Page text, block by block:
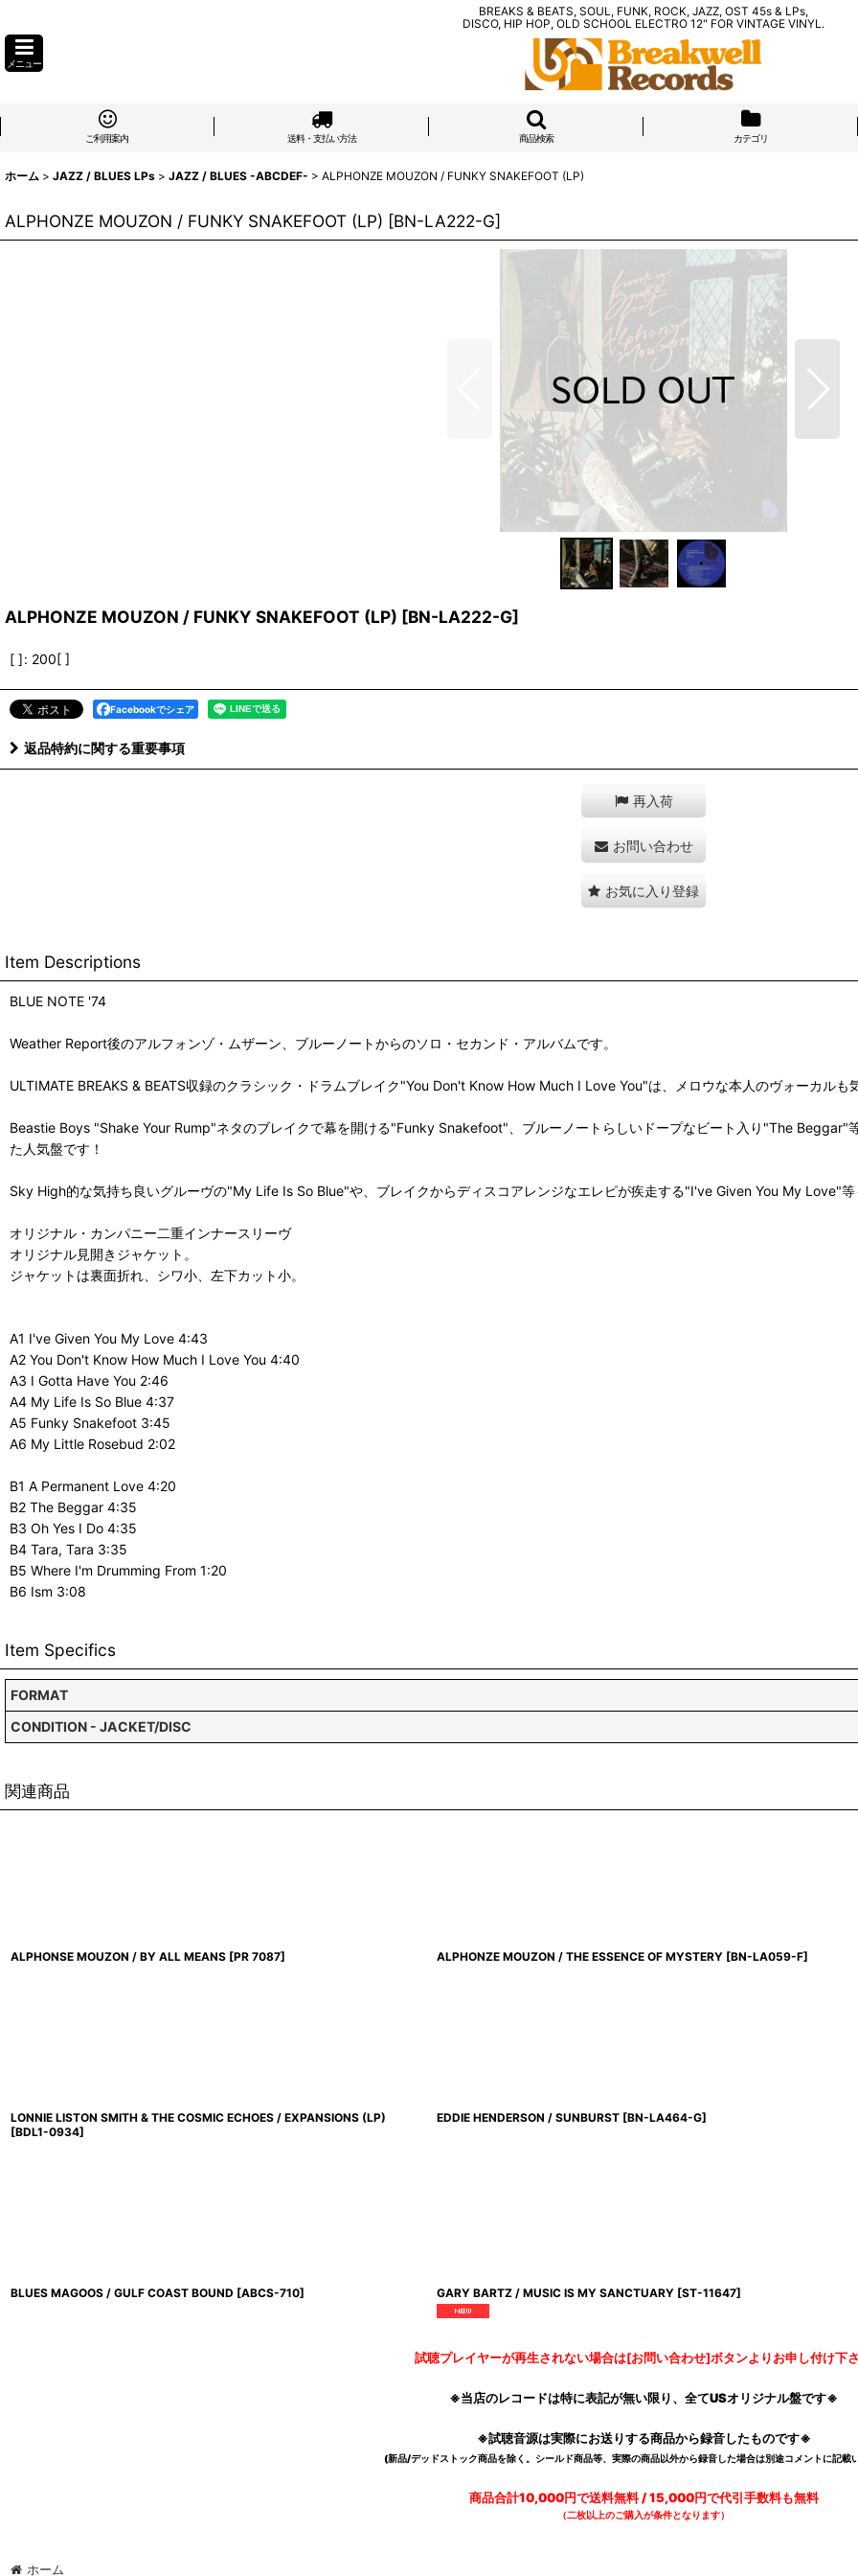
BREAKS & BEATS, SOUL, FUNK, ROCK, JAZZ, OST 45s & LPs,
DISCO, HIP HOP, OLD SCHOOL ELECTRO 12" FOR VINTAGE VINYL.
メニュー
ご利用案内 送料・支払い方法 商品検索 カテゴリ
ホーム > JAZZ / BLUES LPs > JAZZ / BLUES -ABCDEF- > ALPHONZE MOUZON / FUNKY SNAKEFOOT (LP)
ALPHONZE MOUZON / FUNKY SNAKEFOOT (LP) [BN-LA222-G]
ALPHONZE MOUZON / FUNKY SNAKEFOOT (LP) [BN-LA222-G]
[ ]: 200[ ]
Facebookでシェア
返品特約に関する重要事項
再入荷
お問い合わせ
お気に入り登録
Item Descriptions
BLUE NOTE '74
Weather Report後のアルフォンゾ・ムザーン、ブルーノートからのソロ・セカンド・アルバムです。
ULTIMATE BREAKS & BEATS収録のクラシック・ドラムブレイク"You Don't Know How Much I Love You"は、メロウな本人のヴォーカル
Beastie Boys "Shake Your Rump"ネタのブレイクで幕を開ける"Funky Snakefoot"、ブルーノートらしいドープなビート入り"The Beggar"
た人気盤です！
Sky High的な気持ち良いグルーヴの"My Life Is So Blue"や、ブレイクからディスコアレンジなエレピが疾走する"I've Given You My Love"
オリジナル・カンパニー二重インナースリーヴ
オリジナル見開きジャケット。
ジャケットは裏面折れ、シワ小、左下カット小。
A1 I've Given You My Love 4:43
A2 You Don't Know How Much I Love You 4:40
A3 I Gotta Have You 2:46
A4 My Life Is So Blue 4:37
A5 Funky Snakefoot 3:45
A6 My Little Rosebud 2:02
B1 A Permanent Love 4:20
B2 The Beggar 4:35
B3 Oh Yes I Do 4:35
B4 Tara, Tara 3:35
B5 Where I'm Drumming From 1:20
B6 Ism 3:08
Item Specifics
FORMAT
CONDITION - JACKET/DISC
関連商品
ALPHONSE MOUZON / BY ALL MEANS [PR 7087] ALPHONZE MOUZON / THE ESSENCE OF MYSTERY [BN-LA059-F]
LONNIE LISTON SMITH & THE COSMIC ECHOES / EXPANSIONS (LP)
[BDL1-0934]
EDDIE HENDERSON / SUNBURST [BN-LA464-G]
BLUES MAGOOS / GULF COAST BOUND [ABCS-710] GARY BARTZ / MUSIC IS MY SANCTUARY [ST-11647]
試聴プレイヤーが再生されない場合は[お問い合わせ]ボタンよりお申し付け下
※当店のレコードは特に表記が無い限り、全てUSオリジナル盤です※
※試聴音源は実際にお送りする商品から録音したものです※
(新品/デッドストック商品を除く。シールド商品等、実際の商品以外から録音した場合は別途コメントに記載
商品合計10,000円で送料無料 / 15,000円で代引手数料も無料
（二枚以上のご購入が条件となります）
ホーム